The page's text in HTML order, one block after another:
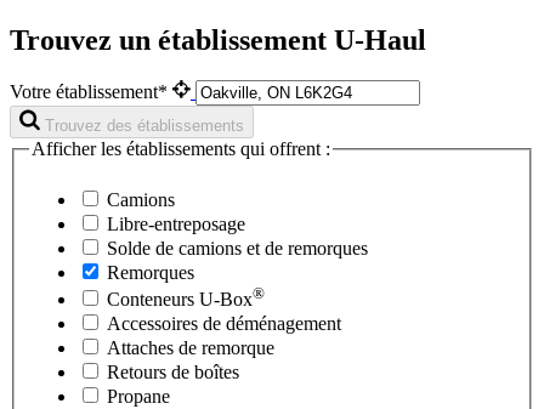
Trouvez un établissement U-Haul
Votre établissement*
Trouvez des établissements
Afficher les établissements qui offrent :
Camions
Libre-entreposage
Solde de camions et de remorques
Remorques
Conteneurs U-Box®
Accessoires de déménagement
Attaches de remorque
Retours de boîtes
Propane